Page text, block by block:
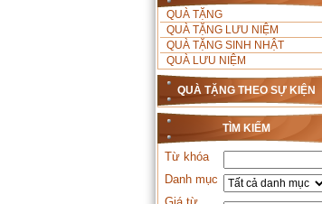
QUÀ TẶNG
QUÀ TẶNG LƯU NIỆM
QUÀ TẶNG SINH NHẬT
QUÀ LƯU NIỆM
QUÀ TẶNG THEO SỰ KIỆN
TÌM KIẾM
Từ khóa
Danh mục